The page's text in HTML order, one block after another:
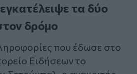
τα δύο
δρόμο
που έδωσε στο
Ειδήσεων το